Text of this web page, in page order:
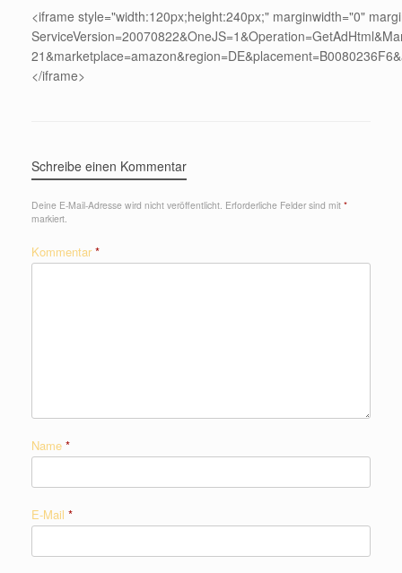
<iframe style="width:120px;height:240px;" marginwidth="0"
</iframe>
Schreibe einen Kommentar
Deine E-Mail-Adresse wird nicht veröffentlicht. Erforderliche Felder sind mit *
markiert.
Kommentar *
Name *
E-Mail *